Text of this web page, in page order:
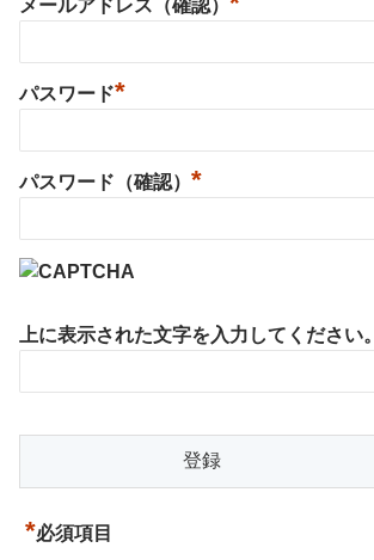
メールアドレス（確認）
パスワード*
パスワード（確認） *
上に表示された文字を入力してください。
*必須項目